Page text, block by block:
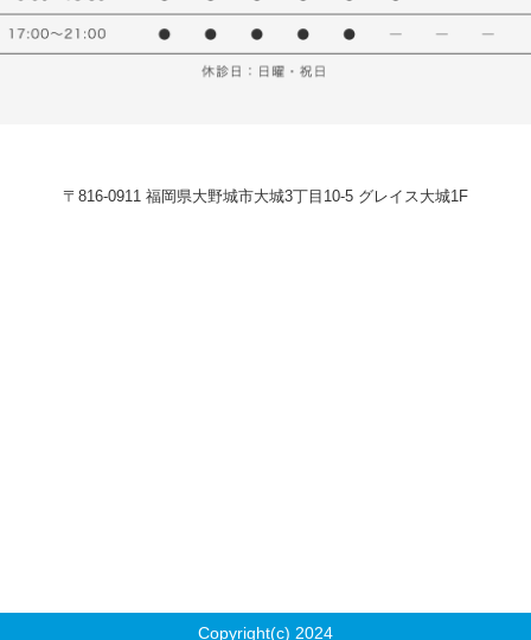
〒816-0911 福岡県大野城市大城3丁目10-5 グレイス大城1F
Copyright(c) 2024